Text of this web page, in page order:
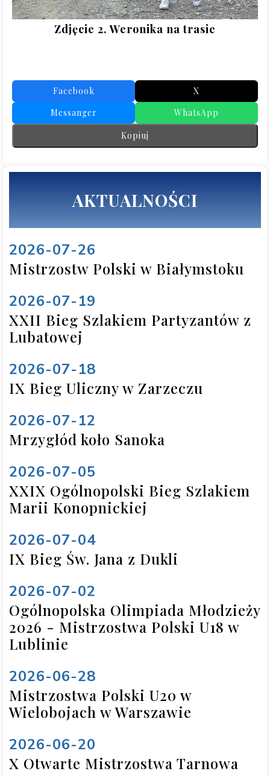
AKTUALNOŚCI
2026-07-26
Mistrzostw Polski w Białymstoku
2026-07-19
XXII Bieg Szlakiem Partyzantów z
Lubatowej
2026-07-18
IX Bieg Uliczny w Zarzeczu
2026-07-12
Mrzygłód koło Sanoka
2026-07-05
XXIX Ogólnopolski Bieg Szlakiem
Marii Konopnickiej
2026-07-04
IX Bieg Św. Jana z Dukli
2026-07-02
Ogólnopolska Olimpiada Młodzieży
2026 - Mistrzostwa Polski U18 w
Lublinie
2026-06-28
Mistrzostwa Polski U20 w
Wielobojach w Warszawie
2026-06-20
X Otwarte Mistrzostwa Tarnowa
Zdjęcie 2. Weronika na trasie
Facebook
X
Messanger
WhatsApp
Kopiuj